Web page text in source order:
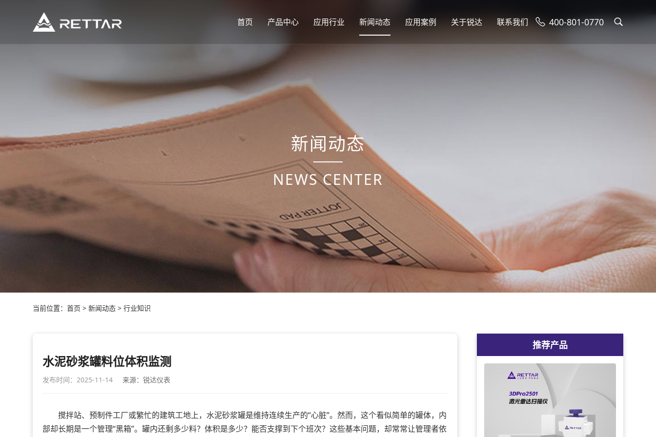
首页 产品中心 应用行业 新闻动态 应用案例 关于锐达 联系我们 400-801-0770
新闻动态
NEWS CENTER
当前位置：首页 > 新闻动态 > 行业知识
水泥砂浆罐料位体积监测
发布时间：2025-11-14 来源：锐达仪表
搅拌站、预制件工厂或繁忙的建筑工地上，水泥砂浆罐是维持连续生产的“心脏”。然而，这个看似简单的罐体，内
部却长期是一个管理“黑箱”。罐内还剩多少料？体积是多少？能否支撑到下个班次？这些基本问题，却常常让管理者依
推荐产品